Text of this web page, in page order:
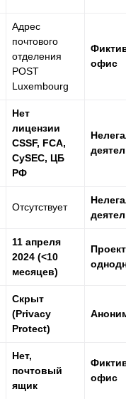
Адрес
почтового
отделения
POST
Luxembourg
офис
Нет
лицензии
CSSF, FCA,
CySEC, ЦБ
РФ
Отсутствует
11 апреля
2024 (<10
месяцев)
Скрыт
(Privacy
Protect)
Нет,
почтовый
ящик
офис